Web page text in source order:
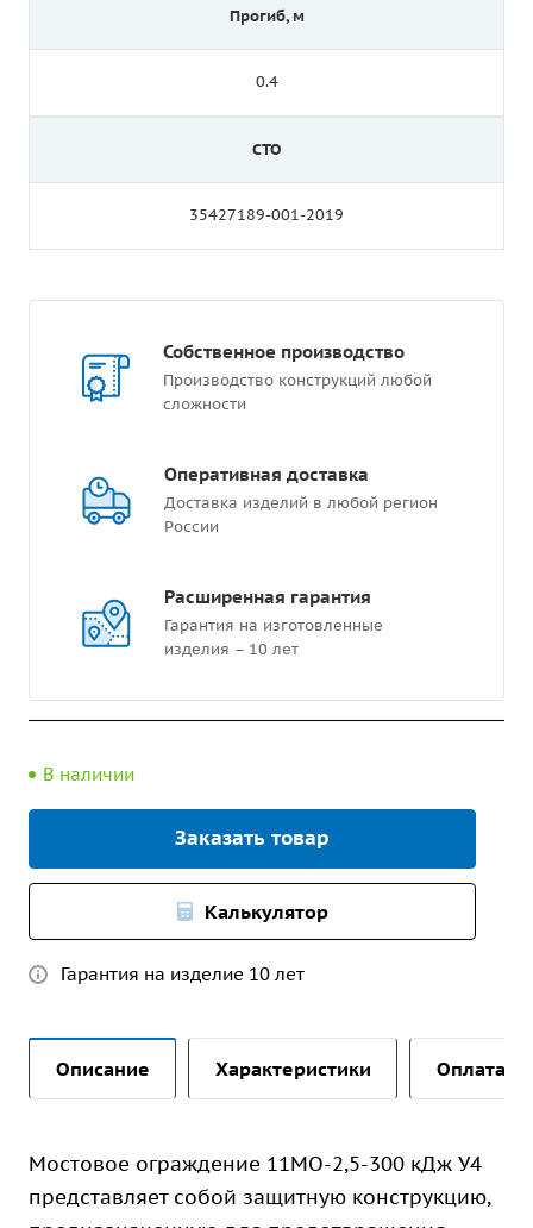
Прогиб, м
0.4
СТО
35427189-001-2019
Собственное производство
Производство конструкций любой
сложности
Оперативная доставка
Доставка изделий в любой регион
России
Расширенная гарантия
Гарантия на изготовленные
изделия – 10 лет
В наличии
Заказать товар
Калькулятор
Гарантия на изделие 10 лет
Описание Характеристики Оплата и
Мостовое ограждение 11МО-2,5-300 кДж У4
представляет собой защитную конструкцию,